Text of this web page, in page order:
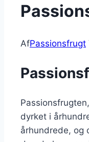
AfPassionsfrugt
dyrket i
århundrede, og